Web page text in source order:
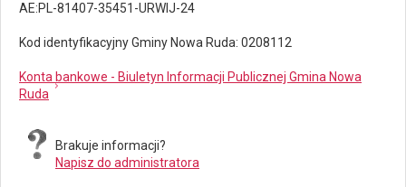
AE:PL-81407-35451-URWIJ-24
Kod identyfikacyjny Gminy Nowa Ruda: 0208112
Konta bankowe - Biuletyn Informacji Publicznej Gmina Nowa
Ruda
Brakuje informacji?
Napisz do administratora